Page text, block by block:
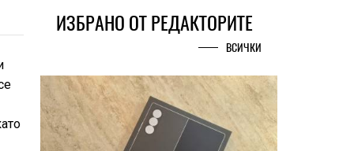
ИЗБРАНО ОТ РЕДАКТОРИТЕ
ВСИЧКИ